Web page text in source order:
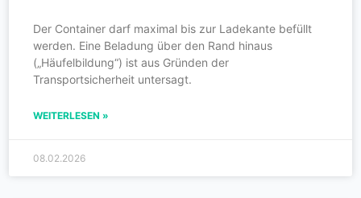
Der Container darf maximal bis zur Ladekante befüllt
werden. Eine Beladung über den Rand hinaus
(„Häufelbildung“) ist aus Gründen der
Transportsicherheit untersagt.
WEITERLESEN »
08.02.2026